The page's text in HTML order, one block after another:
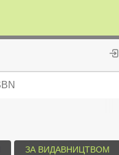
ЗА ВИДАВНИЦТВОМ